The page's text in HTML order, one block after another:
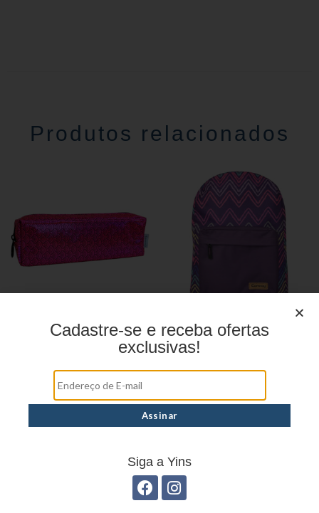
Produtos relacionados
Estojo Juvenil YS27109
Mochila Linha Casual
Cadastre-se e receba ofertas
exclusivas!
Siga a Yins